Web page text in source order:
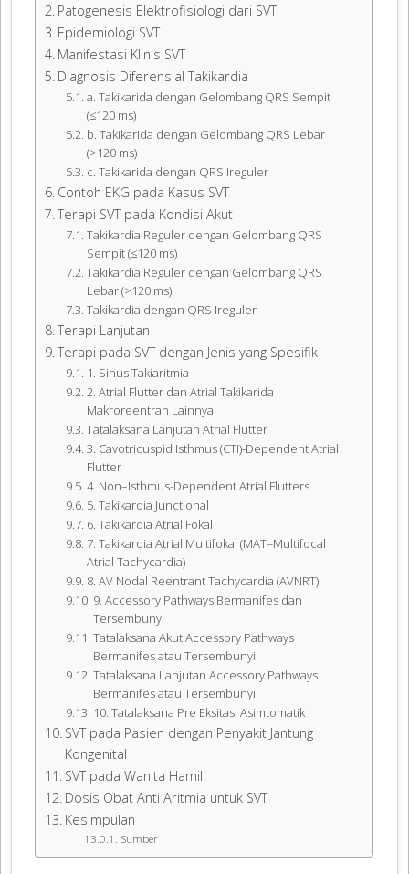
Patogenesis Elektrofisiologi dari SVT
Epidemiologi SVT
Manifestasi Klinis SVT
Diagnosis Diferensial Takikardia
a. Takikarida dengan Gelombang QRS Sempit
(≤120 ms)
b. Takikarida dengan Gelombang QRS Lebar
(>120 ms)
c. Takikarida dengan QRS Ireguler
Contoh EKG pada Kasus SVT
Terapi SVT pada Kondisi Akut
Takikardia Reguler dengan Gelombang QRS
Sempit (≤120 ms)
Takikardia Reguler dengan Gelombang QRS
Lebar (>120 ms)
Takikardia dengan QRS Ireguler
Terapi Lanjutan
Terapi pada SVT dengan Jenis yang Spesifik
1. Sinus Takiaritmia
2. Atrial Flutter dan Atrial Takikarida
Makroreentran Lainnya
Tatalaksana Lanjutan Atrial Flutter
3. Cavotricuspid Isthmus (CTI)-Dependent Atrial
Flutter
4. Non–Isthmus-Dependent Atrial Flutters
5. Takikardia Junctional
6. Takikardia Atrial Fokal
7. Takikardia Atrial Multifokal (MAT=Multifocal
Atrial Tachycardia)
8. AV Nodal Reentrant Tachycardia (AVNRT)
9. Accessory Pathways Bermanifes dan
Tersembunyi
Tatalaksana Akut Accessory Pathways
Bermanifes atau Tersembunyi
Tatalaksana Lanjutan Accessory Pathways
Bermanifes atau Tersembunyi
10. Tatalaksana Pre Eksitasi Asimtomatik
SVT pada Pasien dengan Penyakit Jantung
Kongenital
SVT pada Wanita Hamil
Dosis Obat Anti Aritmia untuk SVT
Kesimpulan
Sumber